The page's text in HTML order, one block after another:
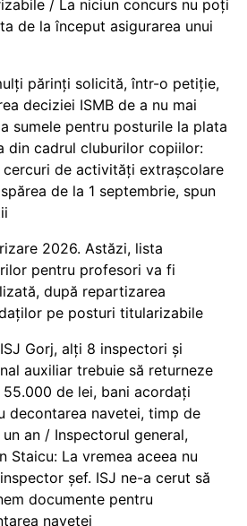
/ La niciun concurs nu poți
de la început asigurarea unui
părinți solicită, într-o petiție,
deciziei ISMB de a nu mai
sumele pentru posturile la plata
din cadrul cluburilor copiilor:
cercuri de activități extrașcolare
de la 1 septembrie, spun
2026. Astăzi, lista
pentru profesori va fi
după repartizarea
pe posturi titularizabile
Gorj, alți 8 inspectori și
auxiliar trebuie să returneze
55.000 de lei, bani acordați
decontarea navetei, timp de
un an / Inspectorul general,
Staicu: La vremea aceea nu
șef. ISJ ne-a cerut să
documente pentru
navetei